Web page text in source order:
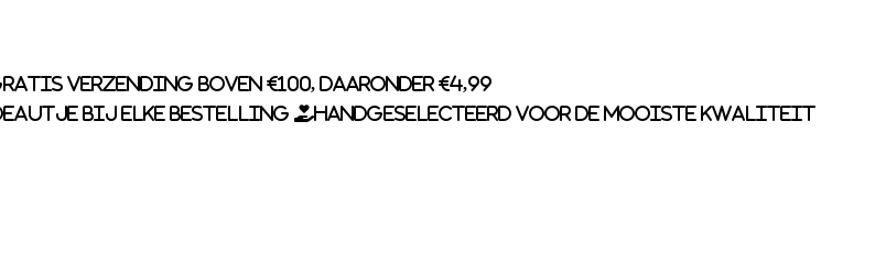
verzending boven €100, daaronder €4,99
bij elke bestelling Handgeselecteerd voor de mooiste kwaliteit